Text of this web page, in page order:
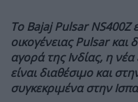
ΤοBajajPulsarNS400Z
οικογένειας Pulsar και
αγορά της Ινδίας, η
είναι διαθέσιμο και
συγκεκριμένα στην